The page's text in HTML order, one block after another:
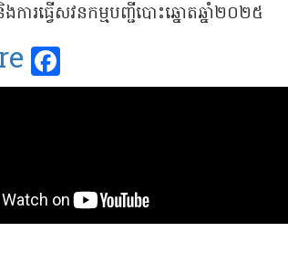
ការធ្វើសវនកម្មបញ្ជីបោះឆ្នោតឆ្នាំ២០២៥